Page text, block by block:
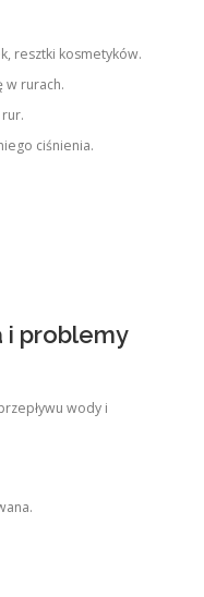
resztki kosmetyków.
w rurach.
ciśnienia.
i problemy
wody i